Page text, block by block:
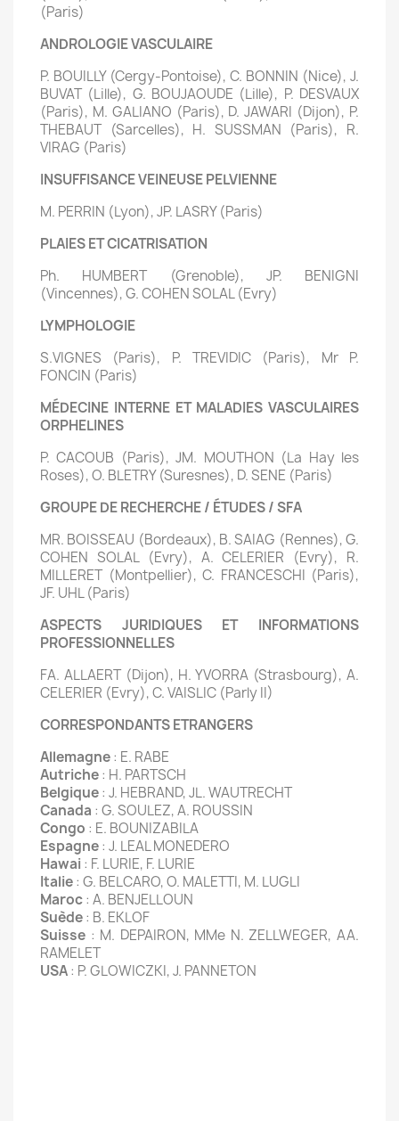
(Paris)
ANDROLOGIE VASCULAIRE
P. BOUILLY (Cergy-Pontoise), C. BONNIN (Nice), J.
BUVAT (Lille), G. BOUJAOUDE (Lille), P. DESVAUX
(Paris), M. GALIANO (Paris), D. JAWARI (Dijon), P.
THEBAUT (Sarcelles), H. SUSSMAN (Paris), R.
VIRAG (Paris)
INSUFFISANCE VEINEUSE PELVIENNE
M. PERRIN (Lyon), JP. LASRY (Paris)
PLAIES ET CICATRISATION
Ph. HUMBERT (Grenoble), JP. BENIGNI
(Vincennes), G. COHEN SOLAL (Evry)
LYMPHOLOGIE
S.VIGNES (Paris), P. TREVIDIC (Paris), Mr P.
FONCIN (Paris)
MÉDECINE INTERNE ET MALADIES VASCULAIRES
ORPHELINES
P. CACOUB (Paris), JM. MOUTHON (La Hay les
Roses), O. BLETRY (Suresnes), D. SENE (Paris)
GROUPE DE RECHERCHE / ÉTUDES / SFA
MR. BOISSEAU (Bordeaux), B. SAIAG (Rennes), G.
COHEN SOLAL (Evry), A. CELERIER (Evry), R.
MILLERET (Montpellier), C. FRANCESCHI (Paris),
JF. UHL (Paris)
ASPECTS JURIDIQUES ET INFORMATIONS
PROFESSIONNELLES
FA. ALLAERT (Dijon), H. YVORRA (Strasbourg), A.
CELERIER (Evry), C. VAISLIC (Parly II)
CORRESPONDANTS ETRANGERS
Allemagne: E. RABE
Autriche: H. PARTSCH
Belgique: J. HEBRAND, JL. WAUTRECHT
Canada : G. SOULEZ, A. ROUSSIN
Congo : E. BOUNIZABILA
Espagne: J. LEAL MONEDERO
Hawai : F. LURIE, F. LURIE
Italie: G. BELCARO, O. MALETTI, M. LUGLI
Maroc: A. BENJELLOUN
Suède: B. EKLOF
Suisse : M. DEPAIRON, MMe N. ZELLWEGER, AA.
RAMELET
USA: P. GLOWICZKI, J. PANNETON